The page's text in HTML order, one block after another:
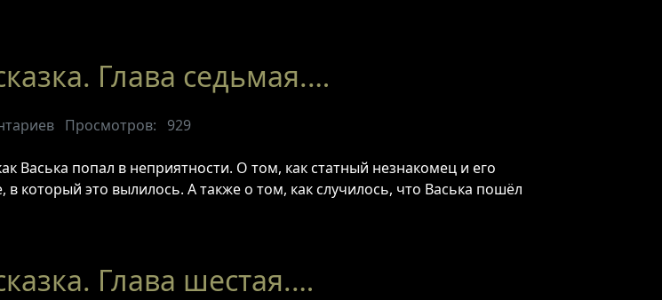
Глава седьмая.…
Просмотров: 929
Васька попал в неприятности. О том, как статный незнакомец и его
который это вылилось. А также о том, как случилось, что Васька пошёл
Глава шестая.…